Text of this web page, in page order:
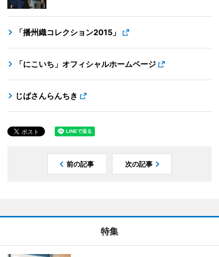
「播州織コレクション2015」
「にこいち」オフィシャルホームページ
じばさんらんちき
前の記事 次の記事
特集